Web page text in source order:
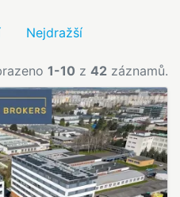
Nejdražší
1-10 z 42 záznamů.